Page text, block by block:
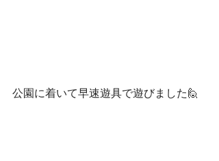
公園に着いて早速遊具で遊びました🙋